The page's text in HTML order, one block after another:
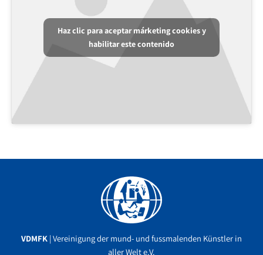
Haz clic para aceptar márketing cookies y
habilitar este contenido
VDMFK | Vereinigung der mund- und fussmalenden Künstler in
aller Welt e.V.
Facebook
YouTube
Instagram